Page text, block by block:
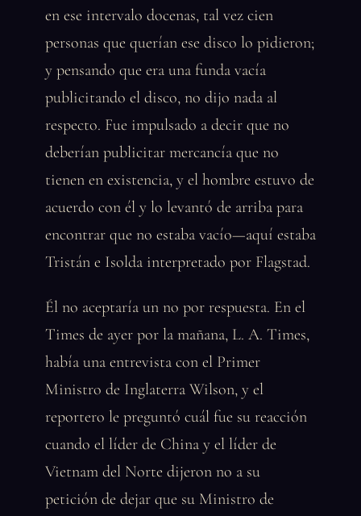
en ese intervalo docenas, tal vez cien
personas que querían ese disco lo pidieron;
y pensando que era una funda vacía
publicitando el disco, no dijo nada al
respecto. Fue impulsado a decir que no
deberían publicitar mercancía que no
tienen en existencia, y el hombre estuvo de
acuerdo con él y lo levantó de arriba para
encontrar que no estaba vacío—aquí estaba
Tristán e Isolda interpretado por Flagstad.
Él no aceptaría un no por respuesta. En el
Times de ayer por la mañana, L. A. Times,
había una entrevista con el Primer
Ministro de Inglaterra Wilson, y el
reportero le preguntó cuál fue su reacción
cuando el líder de China y el líder de
Vietnam del Norte dijeron no a su
petición de dejar que su Ministro de